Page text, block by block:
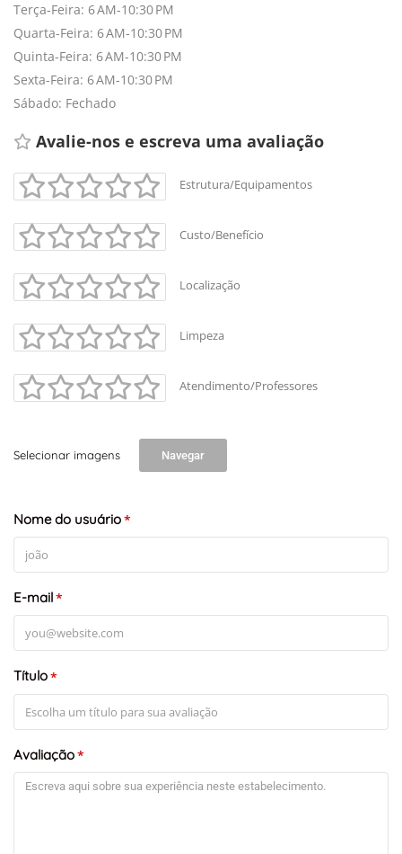
Terça-Feira: 6 AM-10:30 PM
Quarta-Feira: 6 AM-10:30 PM
Quinta-Feira: 6 AM-10:30 PM
Sexta-Feira: 6 AM-10:30 PM
Sábado: Fechado
Avalie-nos e escreva uma avaliação
Estrutura/Equipamentos
Custo/Benefício
Localização
Limpeza
Atendimento/Professores
Selecionar imagens Navegar
Nome do usuário*
E-mail*
Título*
Avaliação*